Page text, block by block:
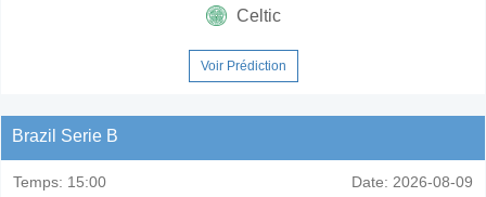
Celtic
Voir Prédiction
Brazil Serie B
Temps: 15:00 Date: 2026-08-09